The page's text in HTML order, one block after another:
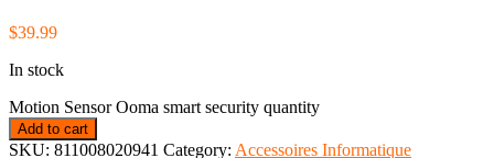
$39.99
In stock
Motion Sensor Ooma smart security quantity
Add to cart
SKU: 811008020941 Category: Accessoires Informatique